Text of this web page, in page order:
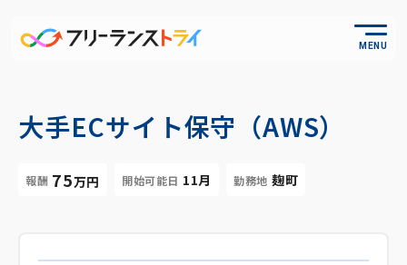
MENU
大手ECサイト保守（AWS）
報酬 75万円 開始可能日 11月 勤務地 麹町